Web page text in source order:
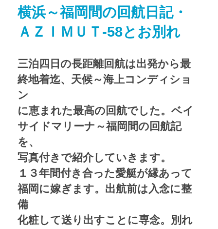
会社紹介
アクセス
Contact us
お問い合わせ
公式ブログ
横浜～福岡間の回航日記・
ＡＺＩＭＵＴ-58とお別れ
三泊四日の長距離回航は出発から最
終地着迄、天候～海上コンディショ
ン
に恵まれた最高の回航でした。ベイ
サイドマリーナ～福岡間の回航記
を、
写真付きで紹介していきます。
１３年間付き合った愛艇が縁あって
福岡に嫁ぎます。出航前は入念に整
備
化粧して送り出すことに専念。別れ